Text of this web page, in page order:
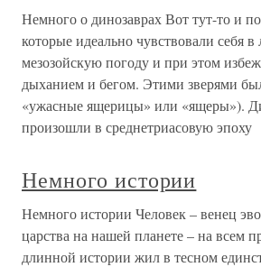
Немного о динозаврах Вот тут-то и
которые идеально чувствовали себя
мезозойскую погоду и при этом
дыханием и бегом. Этими зверями
«ужасные ящерицы» или «ящеры»).
произошли в среднетриасовую эпоху
Немного истории
Немного истории Человек – венец
царства на нашей планете – на всем
длинной истории жил в тесном